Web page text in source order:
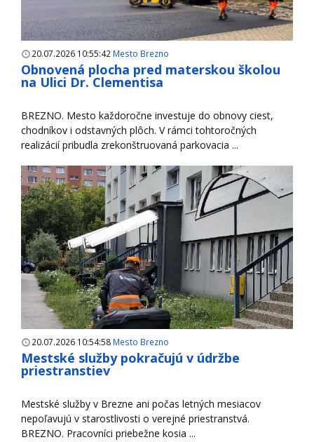
20.07.2026 10:55:42 Mesto Brezno
Obnovená plocha pred materskou školou
na Ulici Dr. Clementisa
BREZNO. Mesto každoročne investuje do obnovy ciest,
chodníkov i odstavných plôch. V rámci tohtoročných
realizácií pribudla zrekonštruovaná parkovacia ...
20.07.2026 10:54:58 Mesto Brezno
Mestské služby pokračujú v údržbe
priestranstiev
Mestské služby v Brezne ani počas letných mesiacov
nepoľavujú v starostlivosti o verejné priestranstvá.
BREZNO. Pracovníci priebežne kosia ...